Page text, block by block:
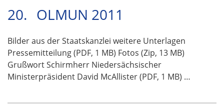
20. OLMUN 2011
Bilder aus der Staatskanzlei weitere Unterlagen
Pressemitteilung (PDF, 1 MB) Fotos (Zip, 13 MB)
Grußwort Schirmherr Niedersächsischer
Ministerpräsident David McAllister (PDF, 1 MB) …